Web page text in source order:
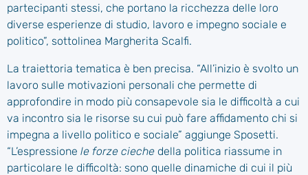
partecipanti stessi, che portano la ricchezza delle loro
diverse esperienze di studio, lavoro e impegno sociale e
politico”, sottolinea Margherita Scalfi.
La traiettoria tematica è ben precisa. “All’inizio è svolto un
lavoro sulle motivazioni personali che permette di
approfondire in modo più consapevole sia le difficoltà a cui
va incontro sia le risorse su cui può fare affidamento chi si
impegna a livello politico e sociale” aggiunge Sposetti.
“L’espressione le forze cieche della politica riassume in
particolare le difficoltà: sono quelle dinamiche di cui il più